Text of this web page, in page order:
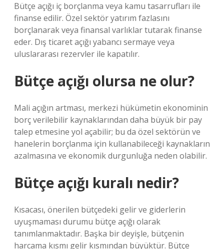
Bütçe açığı iç borçlanma veya kamu tasarrufları ile
finanse edilir. Özel sektör yatırım fazlasını
borçlanarak veya finansal varlıklar tutarak finanse
eder. Dış ticaret açığı yabancı sermaye veya
uluslararası rezervler ile kapatılır.
Bütçe açığı olursa ne olur?
Mali açığın artması, merkezi hükümetin ekonominin
borç verilebilir kaynaklarından daha büyük bir pay
talep etmesine yol açabilir; bu da özel sektörün ve
hanelerin borçlanma için kullanabileceği kaynakların
azalmasına ve ekonomik durgunluğa neden olabilir.
Bütçe açığı kuralı nedir?
Kısacası, önerilen bütçedeki gelir ve giderlerin
uyuşmaması durumu bütçe açığı olarak
tanımlanmaktadır. Başka bir deyişle, bütçenin
harcama kısmı gelir kısmından büyüktür. Bütçe